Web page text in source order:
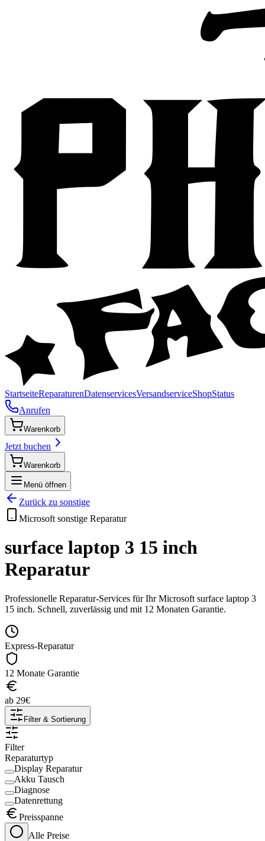
StartseiteReparaturenDatenservicesVersandserviceShopStatus
Anrufen
Warenkorb
Jetzt buchen
Warenkorb
Menü öffnen
Zurück zu sonstige
Microsoft sonstige Reparatur
surface laptop 3 15 inch
Reparatur
Professionelle Reparatur-Services für IhrMicrosoft surface laptop 3
15 inch. Schnell, zuverlässig und mit 12 Monaten Garantie.
Express-Reparatur
12 Monate Garantie
ab 29€
Filter & Sortierung
Filter
Reparaturtyp
Display Reparatur
Akku Tausch
Diagnose
Datenrettung
Preisspanne
Alle Preise